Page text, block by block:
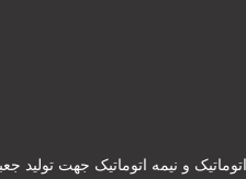
و نیمه اتوماتیک جهت تولید